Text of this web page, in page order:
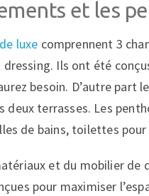
et les
luxe comprennent 3
dressing. Ils ont été
besoin. D’autre part
deux terrasses. Les
de bains, toilettes
et du mobilier
pour maximiser